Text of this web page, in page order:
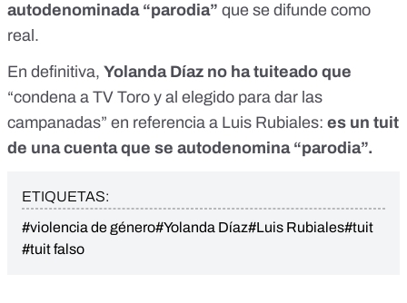
autodenominada “parodia” que se difunde como
real.
En definitiva, Yolanda Díaz no ha tuiteado que
“condena a TV Toro y al elegido para dar las
campanadas” en referencia a Luis Rubiales: es un tuit
de una cuenta que se autodenomina “parodia”.
ETIQUETAS:
#violencia de género#Yolanda Díaz#Luis Rubiales#tuit
#tuit falso